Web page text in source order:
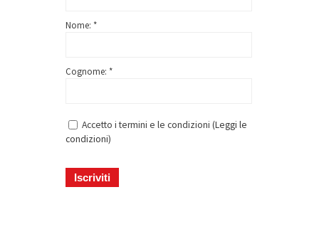
Nome: *
Cognome: *
Accetto i termini e le condizioni (Leggi le
condizioni)